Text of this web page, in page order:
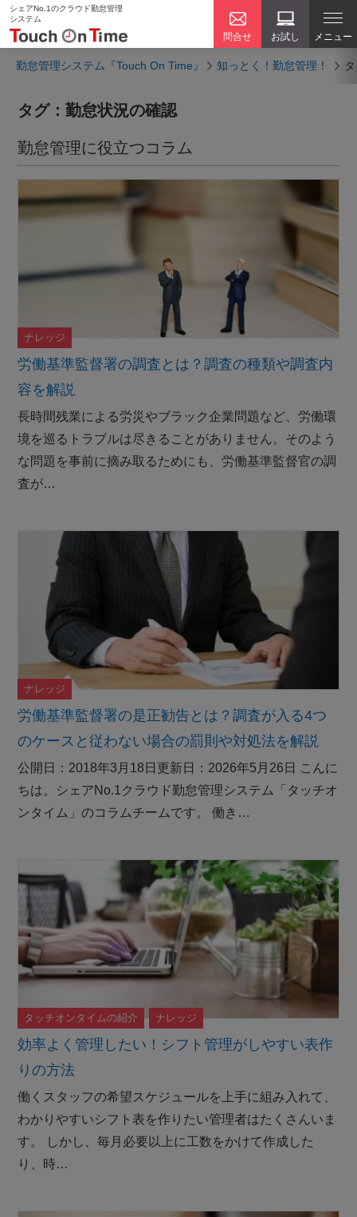
メニュー
シェアNo.1のクラウド勤怠管理
システム
問合せ お試し
勤怠管理システム『Touch On Time』 知っとく！勤怠管理！
タグ：勤怠状況の確認
勤怠管理に役立つコラム
労働基準監督署の調査とは？調査の種類や調査内
容を解説
ナレッジ
長時間残業による労災やブラック企業問題など、労働環
境を巡るトラブルは尽きることがありません。そのよう
な問題を事前に摘み取るためにも、労働基準監督官の調
査が…
労働基準監督署の是正勧告とは？調査が入る4つ
のケースと従わない場合の罰則や対処法を解説
ナレッジ
公開日：2018年3月18日更新日：2026年5月26日 こんに
ちは。シェアNo.1クラウド勤怠管理システム「タッチオ
ンタイム」のコラムチームです。 働き…
効率よく管理したい！シフト管理がしやすい表作
りの方法
タッチオンタイムの紹介 ナレッジ
働くスタッフの希望スケジュールを上手に組み入れて、
わかりやすいシフト表を作りたい管理者はたくさんいま
す。 しかし、毎月必要以上に工数をかけて作成した
り、時…